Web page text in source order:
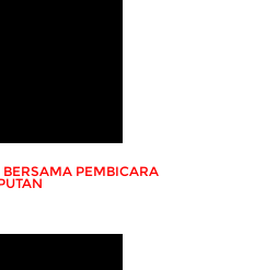
BERSAMA PEMBICARA